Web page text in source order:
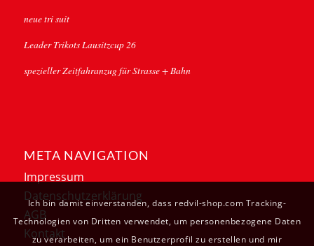
neue tri suit
Leader Trikots Lausitzcup 26
spezieller Zeitfahranzug für Strasse + Bahn
META NAVIGATION
Impressum
Datenschutzerklärung
AGB
Kontakt
Ich bin damit einverstanden, dass redvil-shop.com Tracking-
Technologien von Dritten verwendet, um personenbezogene Daten
zu verarbeiten, um ein Benutzerprofil zu erstellen und mir